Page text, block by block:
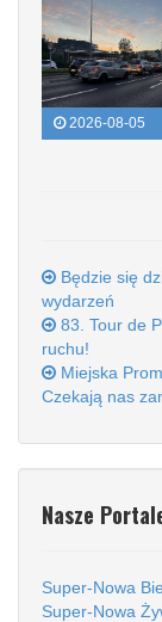
2026-08-05
Będzie się
wydarzeń
83. Tour de
ruchu!
Miejska
Czekają nas
Nasze
Super-Nowa
Super-Nowa